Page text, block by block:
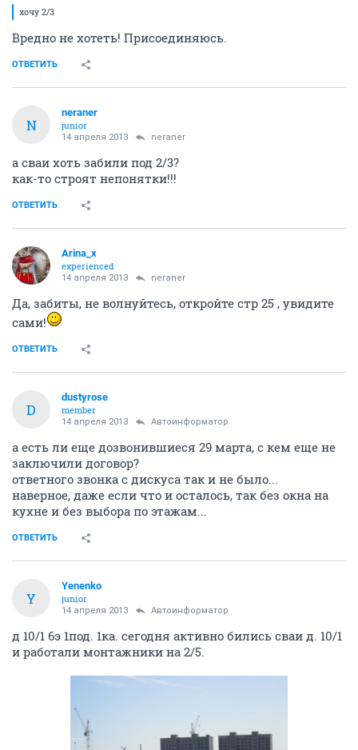
хочу 2/3
Вредно не хотеть! Присоединяюсь.
ОТВЕТИТЬ
N
neraner
junior
14 апреля 2013 neraner
а сваи хоть забили под 2/3?
как-то строят непонятки!!!
ОТВЕТИТЬ
Arina_x
experienced
14 апреля 2013 neraner
Да, забиты, не волнуйтесь, откройте стр 25 , увидите
сами!
ОТВЕТИТЬ
D
dustyrose
member
14 апреля 2013 Автоинформатор
а есть ли еще дозвонившиеся 29 марта, с кем еще не
заключили договор?
ответного звонка с дискуса так и не было...
наверное, даже если что и осталось, так без окна на
кухне и без выбора по этажам...
ОТВЕТИТЬ
Y
Yenenko
junior
14 апреля 2013 Автоинформатор
д 10/1 6э 1под. 1ка. сегодня активно бились сваи д. 10/1
и работали монтажники на 2/5.